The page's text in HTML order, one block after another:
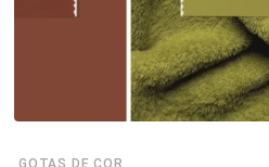
GOTAS DE COR